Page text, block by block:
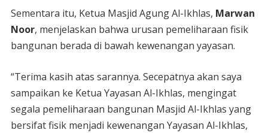
Sementara itu, Ketua Masjid Agung Al-Ikhlas, Marwan
Noor, menjelaskan bahwa urusan pemeliharaan fisik
bangunan berada di bawah kewenangan yayasan.
“Terima kasih atas sarannya. Secepatnya akan saya
sampaikan ke Ketua Yayasan Al-Ikhlas, mengingat
segala pemeliharaan bangunan Masjid Al-Ikhlas yang
bersifat fisik menjadi kewenangan Yayasan Al-Ikhlas,